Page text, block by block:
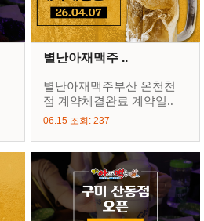
별난아재맥주 ..
별난아재맥주부산 온천천
점 계약체결완료 계약일..
06.15 조회: 237